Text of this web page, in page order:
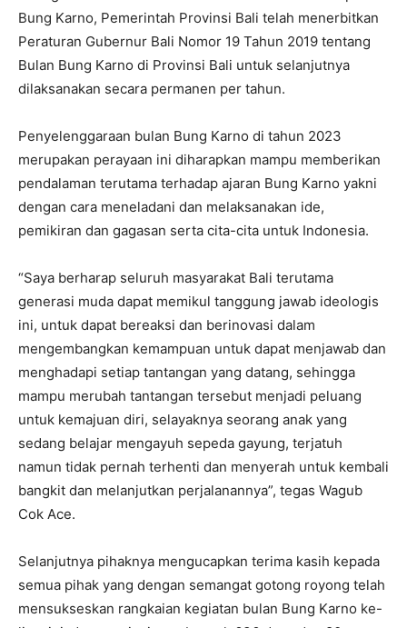
Bung Karno, Pemerintah Provinsi Bali telah menerbitkan
Peraturan Gubernur Bali Nomor 19 Tahun 2019 tentang
Bulan Bung Karno di Provinsi Bali untuk selanjutnya
dilaksanakan secara permanen per tahun.
Penyelenggaraan bulan Bung Karno di tahun 2023
merupakan perayaan ini diharapkan mampu memberikan
pendalaman terutama terhadap ajaran Bung Karno yakni
dengan cara meneladani dan melaksanakan ide,
pemikiran dan gagasan serta cita-cita untuk Indonesia.
“Saya berharap seluruh masyarakat Bali terutama
generasi muda dapat memikul tanggung jawab ideologis
ini, untuk dapat bereaksi dan berinovasi dalam
mengembangkan kemampuan untuk dapat menjawab dan
menghadapi setiap tantangan yang datang, sehingga
mampu merubah tantangan tersebut menjadi peluang
untuk kemajuan diri, selayaknya seorang anak yang
sedang belajar mengayuh sepeda gayung, terjatuh
namun tidak pernah terhenti dan menyerah untuk kembali
bangkit dan melanjutkan perjalanannya”, tegas Wagub
Cok Ace.
Selanjutnya pihaknya mengucapkan terima kasih kepada
semua pihak yang dengan semangat gotong royong telah
mensukseskan rangkaian kegiatan bulan Bung Karno ke-